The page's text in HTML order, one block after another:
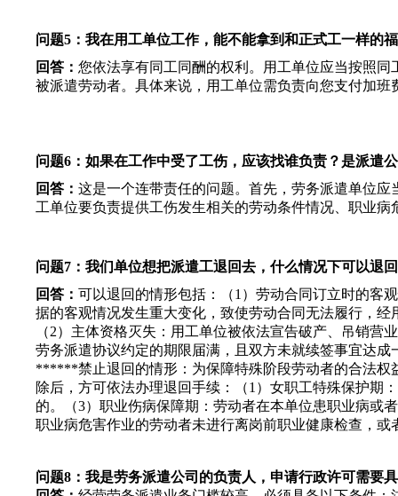
问题5：我在用工单位工作，能不能拿到和正式工一样的
回答： 您依法享有同工同酬的权利。用工单位应当按照
被派遣劳动者。具体来说，用工单位需负责向您支付加
问题6：如果在工作中受了工伤，应该找谁负责？是派遣
回答： 这是一个连带责任的问题。首先，劳务派遣单位
工单位要负责提供工伤发生相关的劳动条件情况、职业
问题7：我们单位想把派遣工退回去，什么情况下可以退
回答： 可以退回的情形包括：（1）劳动合同订立时的客
据的客观情况发生重大变化，致使劳动合同无法履行，
（2）主体资格灭失：用工单位被依法宣告破产、吊销
劳务派遣协议约定的期限届满，且双方未就续签事宜达成
******禁止退回的情形：为保障特殊阶段劳动者的合法权
除后，方可依法办理退回手续：（1）女职工特殊保护期
的。（3）职业伤病保障期：劳动者在本单位患职业病或
职业病危害作业的劳动者未进行离岗前职业健康检查，
问题8：我是劳务派遣公司的负责人，申请行政许可需要